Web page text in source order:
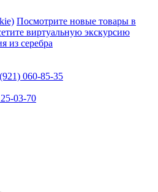
Посмотрите новые товары в
виртуальную экскурсию
060-85-35
03-70